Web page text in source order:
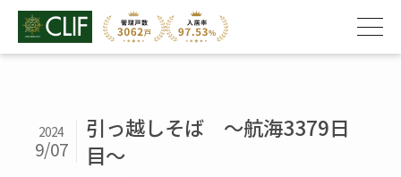
引っ越しそば ～航海3379日
目～
2024
9/07